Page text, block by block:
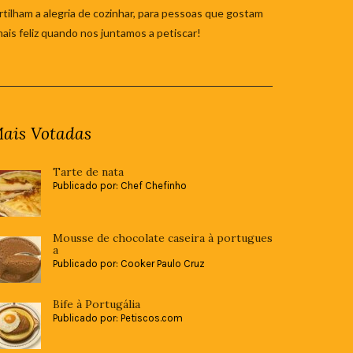
a alegria de cozinhar, para pessoas que gostam
feliz quando nos juntamos a petiscar!
Votadas
Tarte de nata
Publicado por: Chef Chefinho
Mousse de chocolate caseira à portugues
a
Publicado por: Cooker Paulo Cruz
Bife à Portugália
Publicado por: Petiscos.com